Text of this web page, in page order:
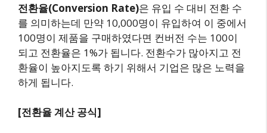
전환율(Conversion Rate)은 유입 수 대비 전환 수
를 의미하는데 만약 10,000명이 유입하여 이 중에서
100명이 제품을 구매하였다면 컨버전 수는 100이
되고 전환율은 1%가 됩니다. 전환수가 많아지고 전
환율이 높아지도록 하기 위해서 기업은 많은 노력을
하게 됩니다.
[전환율 계산 공식]